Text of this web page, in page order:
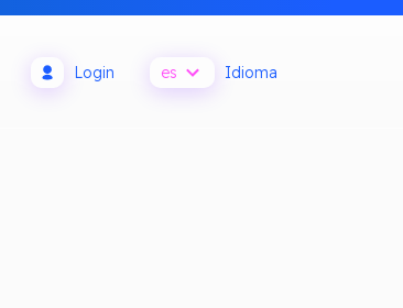
Login es Idioma